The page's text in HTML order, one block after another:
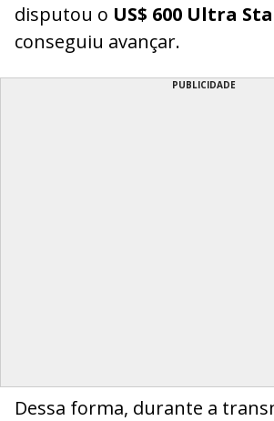
disputou o US$ 600 Ultra
conseguiu avançar.
PUBLICIDADE
Dessa forma, durante a